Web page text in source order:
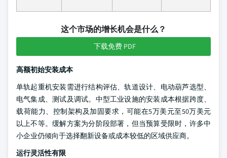
这个市场的增长机会是什么？
下载免费 PDF
高额初始安装成本
单轨起重机安装需进行结构评估、轨道设计、电动葫芦选型、
电气集成、测试及调试。中型工业设施的安装成本根据跨度、
载荷能力、控制架构及加固要求，可能在5万美元至50万美元
以上不等。缓解方案为分阶段部署，但当预算受限时，许多中
小企业仍倾向于选择翻新设备或成本较低的区域供应商。
运行灵活性有限